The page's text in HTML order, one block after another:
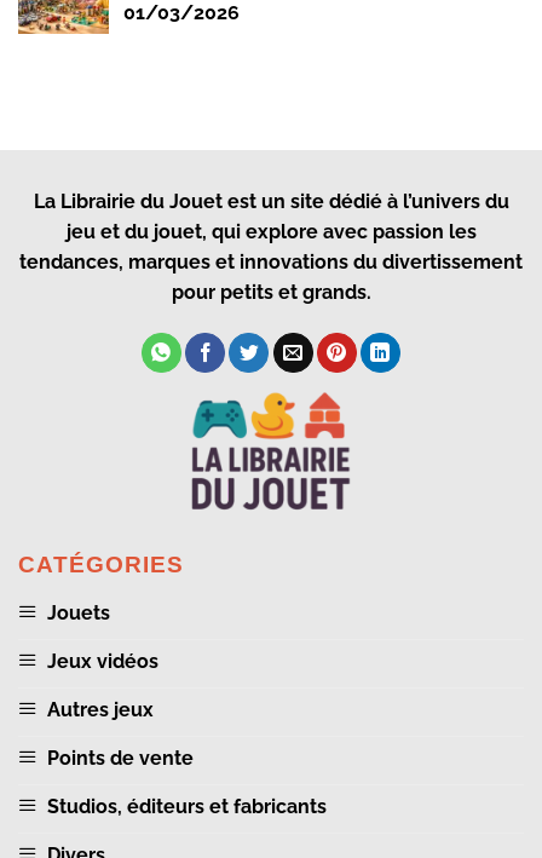
01/03/2026
La Librairie du Jouetest un site dédié à l’univers du
jeu et du jouet, qui explore avec passion les
tendances, marques et innovations du divertissement
pour petits et grands.
CATÉGORIES
Jouets
Jeux vidéos
Autres jeux
Points de vente
Studios, éditeurs et fabricants